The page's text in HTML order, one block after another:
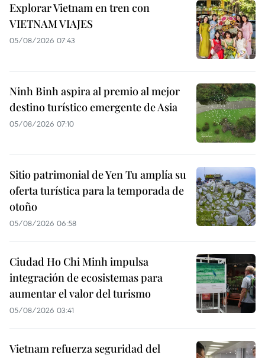
Explorar Vietnam en tren con
VIETNAM VIAJES
05/08/2026 07:43
Ninh Binh aspira al premio al mejor
destino turístico emergente de Asia
05/08/2026 07:10
Sitio patrimonial de Yen Tu amplía su
oferta turística para la temporada de
otoño
05/08/2026 06:58
Ciudad Ho Chi Minh impulsa
integración de ecosistemas para
aumentar el valor del turismo
05/08/2026 03:41
Vietnam refuerza seguridad del